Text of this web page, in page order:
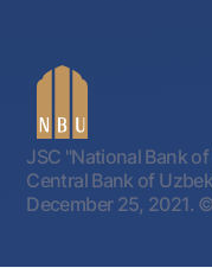
JSC "National Bank
Central Bank of
December 25, 2021.